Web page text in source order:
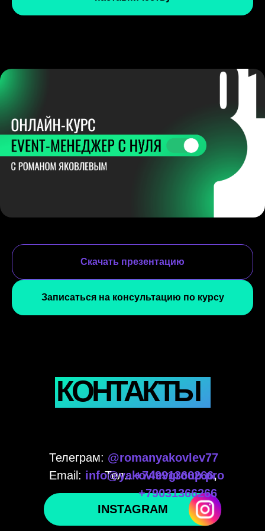
Скачать презентацию
Записаться на консультацию по курсу
INSTAGRAM
КОНТАКТЫ
Тел.:+74991366266,
+79031366266
Email: info@yakovlevgroup.pro
Телеграм: @romanyakovlev77